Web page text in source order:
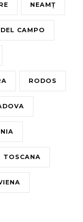
NEAMȚ
CAMPO
RODOS
TOSCANA